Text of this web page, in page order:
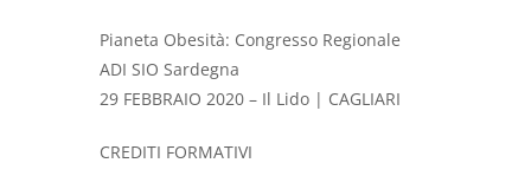
Pianeta Obesità: Congresso Regionale
ADI SIO Sardegna
29 FEBBRAIO 2020 – Il Lido | CAGLIARI
CREDITI FORMATIVI